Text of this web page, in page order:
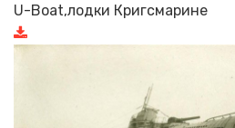
U-Boat,лодки Кригсмарине